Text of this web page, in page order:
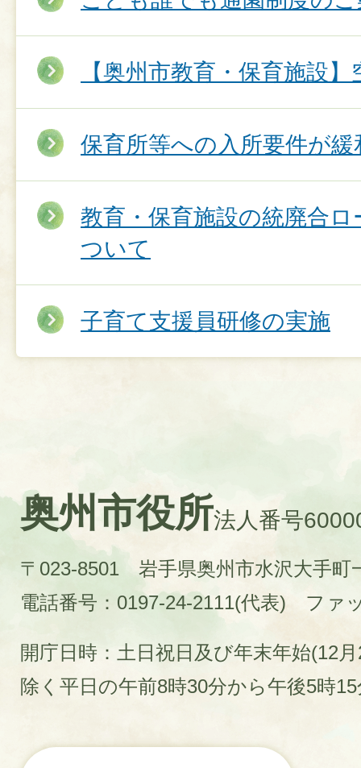
【奥州市教育・保育施設
保育所等への入所要件が
教育・保育施設の統廃合
ついて
子育て支援員研修の実施
奥州市役所法人番号
〒023-8501 岩手県奥州市水沢大手町
電話番号：0197-24-2111(代表)
ファ
開庁日時：土日祝日及び年末年始(12
除く平日の午前8時30分から午後5時